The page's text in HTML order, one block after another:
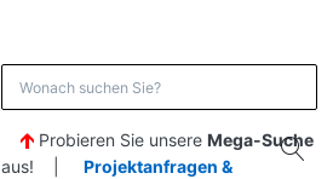
Probieren Sie unsere Mega-Suche
aus! | Projektanfragen &